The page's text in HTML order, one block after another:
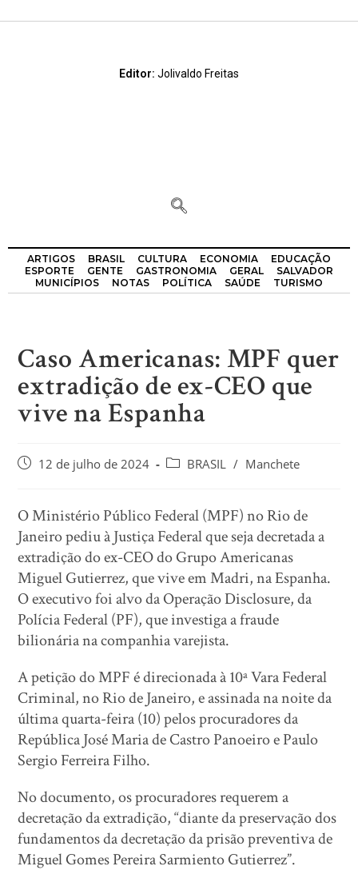
Editor: Jolivaldo Freitas
ARTIGOS BRASIL CULTURA ECONOMIA
EDUCAÇÃO
ESPORTE
GENTE GASTRONOMIA GERAL
SALVADOR
MUNICÍPIOS
NOTAS POLÍTICA SAÚDE TURISMO
Caso Americanas: MPF quer
extradição de ex-CEO que
vive na Espanha
12 de julho de 2024 BRASIL / Manchete
O Ministério Público Federal (MPF) no Rio de
Janeiro pediu à Justiça Federal que seja decretada a
extradição do ex-CEO do Grupo Americanas
Miguel Gutierrez, que vive em Madri, na Espanha.
O executivo foi alvo da Operação Disclosure, da
Polícia Federal (PF), que investiga a fraude
bilionária na companhia varejista.
A petição do MPF é direcionada à 10ª Vara Federal
Criminal, no Rio de Janeiro, e assinada na noite da
última quarta-feira (10) pelos procuradores da
República José Maria de Castro Panoeiro e Paulo
Sergio Ferreira Filho.
No documento, os procuradores requerem a
decretação da extradição, “diante da preservação dos
fundamentos da decretação da prisão preventiva de
Miguel Gomes Pereira Sarmiento Gutierrez”.